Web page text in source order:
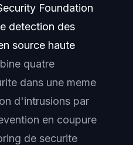
Foundation
detection des
source haute
quatre
dans une meme
d'intrusions par
en coupure
de securite